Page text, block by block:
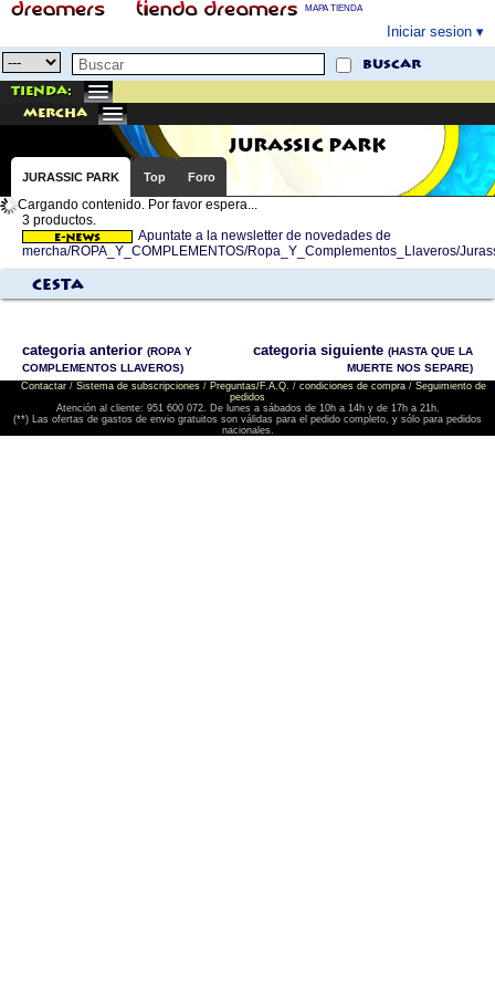
MAPA TIENDA
Iniciar sesion
buscar
Tienda:
mercha
JURASSIC PARK
JURASSIC PARK Top Foro
Cargando contenido. Por favor espera...
3 productos.
Apuntate a la newsletter de novedades de
mercha/ROPA_Y_COMPLEMENTOS/Ropa_Y_Complementos_Llaveros/
Cesta
categoria anterior (ROPA Y
COMPLEMENTOS LLAVEROS)
categoria siguiente (HASTA QUE LA
MUERTE NOS SEPARE)
Contactar/ Sistema de subscripciones/ Preguntas/F.A.Q. / condiciones de compra/ Seguimiento de
pedidos
Atención al cliente: 951 600 072. De lunes a sábados de 10h a 14h y de 17h a 21h.
(**) Las ofertas de gastos de envio gratuitos son válidas para el pedido completo, y sólo para pedidos
nacionales.